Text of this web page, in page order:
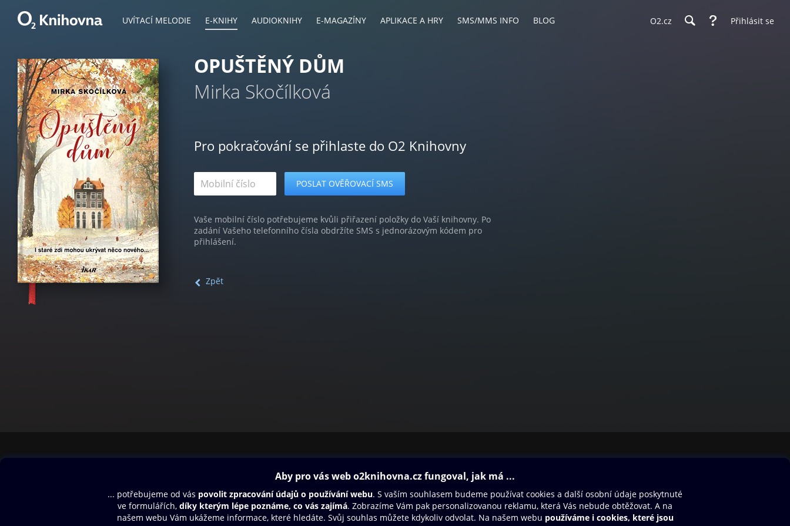
UVÍTACÍ MELODIE E-KNIHY AUDIOKNIHY E-MAGAZÍNY APLIKACE A HRY SMS/MMS INFO BLOG O2.cz Přihlásit se
OPUŠTĚNÝ DŮM
Mirka Skočílková
Pro pokračování se přihlaste do O2 Knihovny
Vaše mobilní číslo potřebujeme kvůli přiřazení položky do Vaší knihovny. Po
zadání Vašeho telefonního čísla obdržíte SMS s jednorázovým kódem pro
přihlášení.
Zpět
Aplikace a hry
SMS/MMS Info
Blog
Dárkový poukaz
Nápověda
Oneplay Originály
Sport